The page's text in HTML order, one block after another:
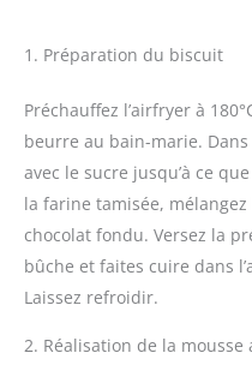
1. Préparation du biscuit
Préchauffez l’airfryer à
beurre au bain-marie.
avec le sucre jusqu’à ce
la farine tamisée,
chocolat fondu. Versez la
bûche et faites cuire dans
Laissez refroidir.
2. Réalisation de la mousse